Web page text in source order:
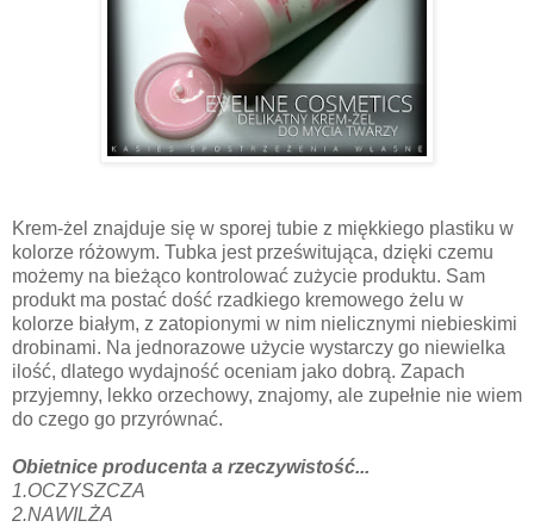
Krem-żel znajduje się w sporej tubie z miękkiego plastiku w
kolorze różowym. Tubka jest prześwitująca, dzięki czemu
możemy na bieżąco kontrolować zużycie produktu. Sam
produkt ma postać dość rzadkiego kremowego żelu w
kolorze białym, z zatopionymi w nim nielicznymi niebieskimi
drobinami. Na jednorazowe użycie wystarczy go niewielka
ilość, dlatego wydajność oceniam jako dobrą. Zapach
przyjemny, lekko orzechowy, znajomy, ale zupełnie nie wiem
do czego go przyrównać.
Obietnice producenta a rzeczywistość...
1.OCZYSZCZA
2.NAWILŻA